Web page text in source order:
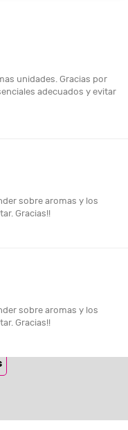
unidades. Gracias por
adecuados y evitar
sobre aromas y los
Gracias!!
sobre aromas y los
Gracias!!